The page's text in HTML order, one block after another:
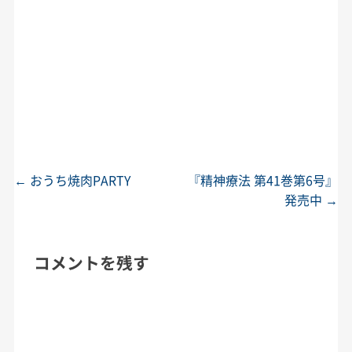
投稿ナビゲーション
← おうち焼肉PARTY
『精神療法 第41巻第6号』
発売中 →
コメントを残す